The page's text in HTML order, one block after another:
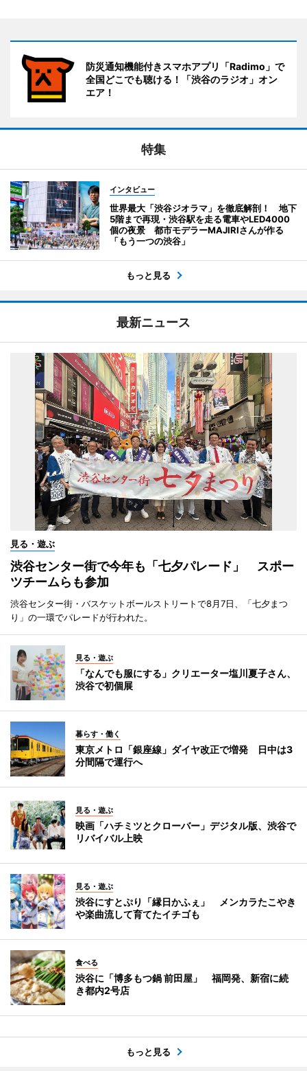
防災通知機能付きスマホアプリ「Radimo」で
全国どこでも聴ける！「渋谷のラジオ」オン
エア！
特集
インタビュー
世界最大「渋谷ジオラマ」を徹底解剖！ 地下
5階まで再現・渋谷駅を走る電車やLED4000
個の夜景 都市モデラーMAJIRIさんが作る
「もう一つの渋谷」
もっと見る
最新ニュース
見る・遊ぶ
渋谷センター街で今年も「七夕パレード」 スポー
ツチームらも参加
渋谷センター街・バスケットボールストリートで8月7日、「七夕まつ
り」の一環でパレードが行われた。
見る・遊ぶ
「なんでも服にする」クリエーター塩川夏子さん、
渋谷で初個展
暮らす・働く
東京メトロ「銀座線」ダイヤ改正で増発 日中は3
分間隔で運行へ
見る・遊ぶ
映画「ハチミツとクローバー」デジタル版、渋谷で
リバイバル上映
見る・遊ぶ
渋谷にすとぷり「縁日かふぇ」 メンカラたこやき
や楽曲流して育てたイチゴも
食べる
渋谷に「博多もつ鍋 前田屋」 福岡発、新宿に続
き都内2号店
もっと見る